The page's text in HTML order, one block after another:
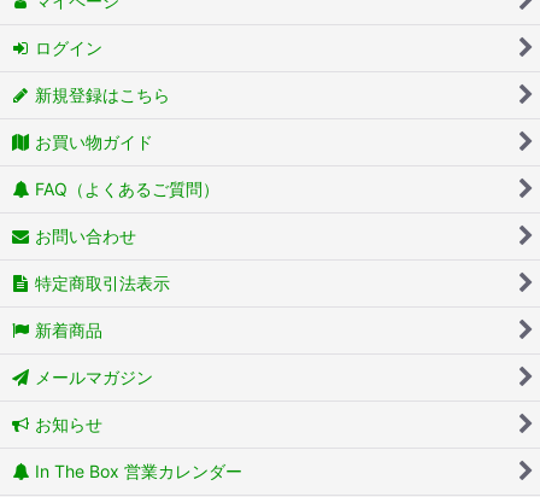
ログイン
新規登録はこちら
お買い物ガイド
FAQ（よくあるご質問）
お問い合わせ
特定商取引法表示
新着商品
メールマガジン
お知らせ
In The Box 営業カレンダー